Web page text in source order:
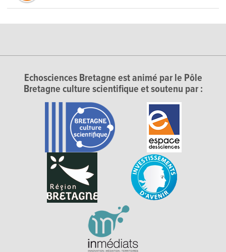
Echosciences Bretagne est animé par le Pôle
Bretagne culture scientifique et soutenu par :